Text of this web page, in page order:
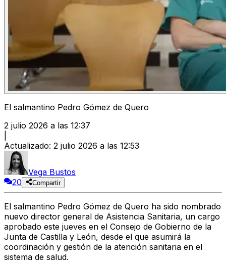
El salmantino Pedro Gómez de Quero
2 julio 2026 a las 12:37
Actualizado: 2 julio 2026 a las 12:53
Vega Bustos
20
Compartir
El salmantino Pedro Gómez de Quero ha sido nombrado
nuevo director general de Asistencia Sanitaria, un cargo
aprobado este jueves en el Consejo de Gobierno de la
Junta de Castilla y León, desde el que asumirá la
coordinación y gestión de la atención sanitaria en el
sistema de salud.